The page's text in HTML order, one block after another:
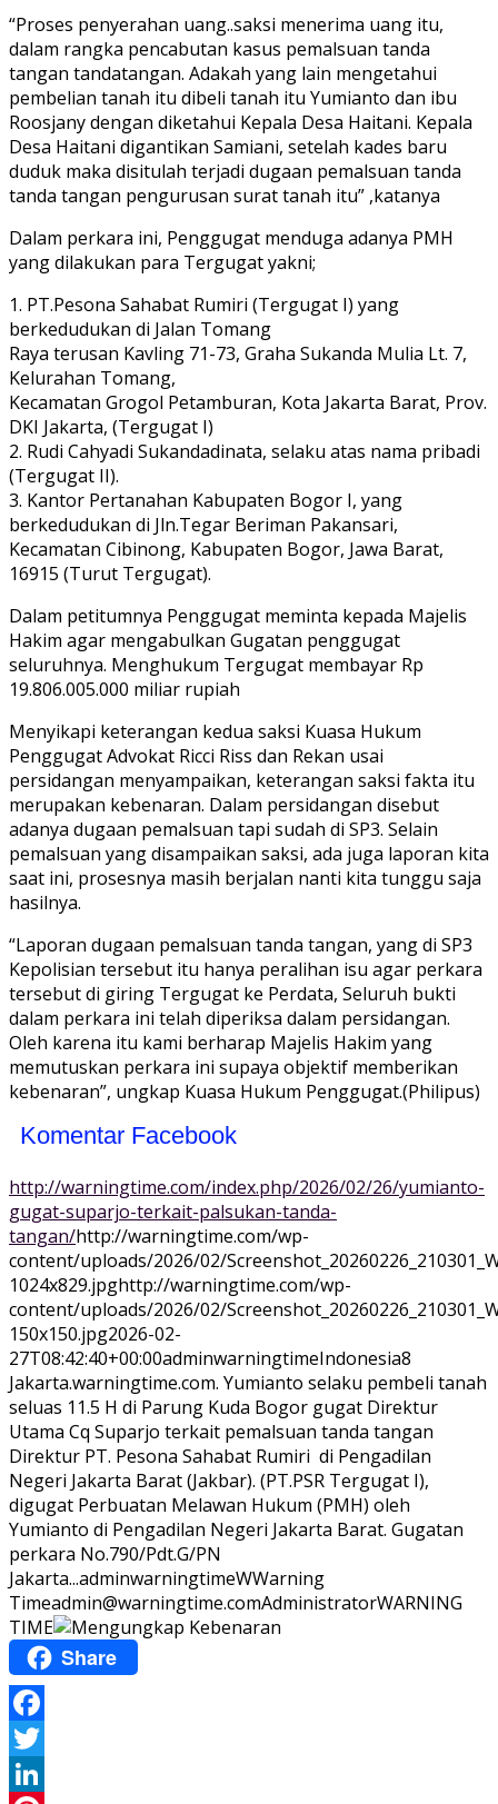
“Proses penyerahan uang..saksi menerima uang itu,
dalam rangka pencabutan kasus pemalsuan tanda
tangan tandatangan. Adakah yang lain mengetahui
pembelian tanah itu dibeli tanah itu Yumianto dan ibu
Roosjany dengan diketahui Kepala Desa Haitani. Kepala
Desa Haitani digantikan Samiani, setelah kades baru
duduk maka disitulah terjadi dugaan pemalsuan tanda
tanda tangan pengurusan surat tanah itu” ,katanya
Dalam perkara ini, Penggugat menduga adanya PMH
yang dilakukan para Tergugat yakni;
1. PT.Pesona Sahabat Rumiri (Tergugat I) yang
berkedudukan di Jalan Tomang
Raya terusan Kavling 71-73, Graha Sukanda Mulia Lt. 7,
Kelurahan Tomang,
Kecamatan Grogol Petamburan, Kota Jakarta Barat, Prov.
DKI Jakarta, (Tergugat I)
2. Rudi Cahyadi Sukandadinata, selaku atas nama pribadi
(Tergugat II).
3. Kantor Pertanahan Kabupaten Bogor I, yang
berkedudukan di Jln.Tegar Beriman Pakansari,
Kecamatan Cibinong, Kabupaten Bogor, Jawa Barat,
16915 (Turut Tergugat).
Dalam petitumnya Penggugat meminta kepada Majelis
Hakim agar mengabulkan Gugatan penggugat
seluruhnya. Menghukum Tergugat membayar Rp
19.806.005.000 miliar rupiah
Menyikapi keterangan kedua saksi Kuasa Hukum
Penggugat Advokat Ricci Riss dan Rekan usai
persidangan menyampaikan, keterangan saksi fakta itu
merupakan kebenaran. Dalam persidangan disebut
adanya dugaan pemalsuan tapi sudah di SP3. Selain
pemalsuan yang disampaikan saksi, ada juga laporan kita
saat ini, prosesnya masih berjalan nanti kita tunggu saja
hasilnya.
“Laporan dugaan pemalsuan tanda tangan, yang di SP3
Kepolisian tersebut itu hanya peralihan isu agar perkara
tersebut di giring Tergugat ke Perdata, Seluruh bukti
dalam perkara ini telah diperiksa dalam persidangan.
Oleh karena itu kami berharap Majelis Hakim yang
memutuskan perkara ini supaya objektif memberikan
kebenaran”, ungkap Kuasa Hukum Penggugat.(Philipus)
Komentar Facebook
http://warningtime.com/index.php/2026/02/26/yumianto-
gugat-suparjo-terkait-palsukan-tanda-
tangan/http://warningtime.com/wp-
content/uploads/2026/02/
1024x829.jpghttp://warningtime.com/wp-
content/uploads/2026/02/
150x150.jpg2026-02-
27T08:42:40+00:00adminwarningtimeIndonesia8
Jakarta.warningtime.com. Yumianto selaku pembeli tanah
seluas 11.5 H di Parung Kuda Bogor gugat Direktur
Utama Cq Suparjo terkait pemalsuan tanda tangan
Direktur PT. Pesona Sahabat Rumiri di Pengadilan
Negeri Jakarta Barat (Jakbar). (PT.PSR Tergugat I),
digugat Perbuatan Melawan Hukum (PMH) oleh
Yumianto di Pengadilan Negeri Jakarta Barat. Gugatan
perkara No.790/Pdt.G/PN
Jakarta...adminwarningtimeWWarning
Timeadmin@warningtime.comAdministratorWARNING
TIME
Share
Facebook
Twitter